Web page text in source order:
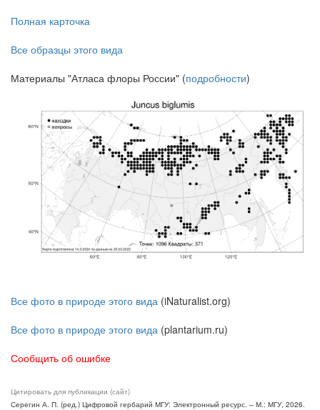
Полная карточка
Все образцы этого вида
Материалы "Атласа флоры России" (подробности)
Все фото в природе этого вида (iNaturalist.org)
Все фото в природе этого вида (plantarium.ru)
Сообщить об ошибке
Цитировать для публикации (сайт)
Серегин А. П. (ред.) Цифровой гербарий МГУ: Электронный ресурс. – М.: МГУ, 2026.